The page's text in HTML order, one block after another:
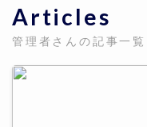
Articles
管理者さんの記事一覧